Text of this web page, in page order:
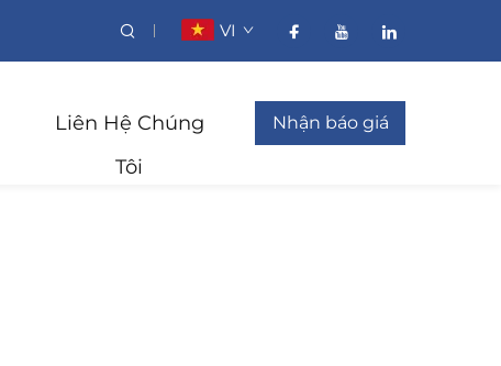
VI
Liên Hệ Chúng
Tôi
Nhận báo giá